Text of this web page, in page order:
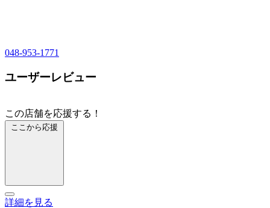
048-953-1771
ユーザーレビュー
この店舗を応援する！
ここから応援
詳細を見る